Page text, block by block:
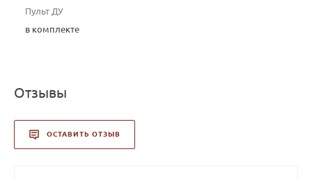
Пульт ДУ
в комплекте
Отзывы
ОСТАВИТЬ ОТЗЫВ